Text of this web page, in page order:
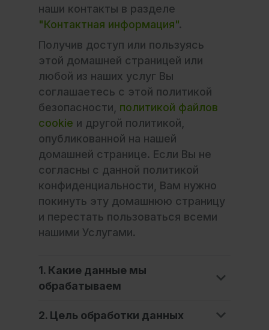
наши контакты в разделе
"Контактная информация".
Получив доступ или пользуясь
этой домашней страницей или
любой из наших услуг Вы
соглашаетесь с этой политикой
безопасности, политикой файлов
cookie и другой политикой,
опубликованной на нашей
домашней странице. Если Вы не
согласны с данной политикой
конфиденциальности, Вам нужно
покинуть эту домашнюю страницу
и перестать пользоваться всеми
нашими Услугами.
1. Какие данные мы
обрабатываем
2. Цель обработки данных